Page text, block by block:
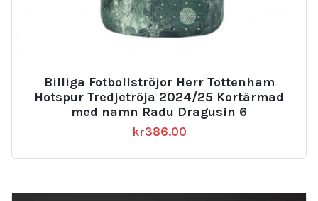
Billiga Fotbollströjor Herr Tottenham
Hotspur Tredjetröja 2024/25 Kortärmad
med namn Radu Dragusin 6
kr386.00